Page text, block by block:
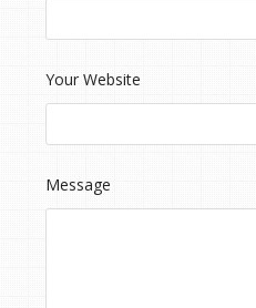
Your Website
Message